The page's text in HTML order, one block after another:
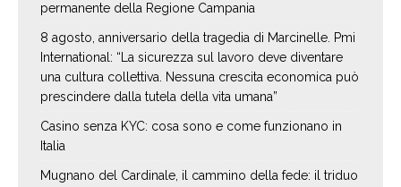
permanente della Regione Campania
8 agosto, anniversario della tragedia di Marcinelle. Pmi
International: “La sicurezza sul lavoro deve diventare
una cultura collettiva. Nessuna crescita economica può
prescindere dalla tutela della vita umana”
Casino senza KYC: cosa sono e come funzionano in
Italia
Mugnano del Cardinale, il cammino della fede: il triduo